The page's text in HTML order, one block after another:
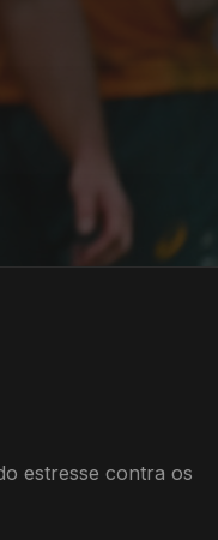
estresse contra os